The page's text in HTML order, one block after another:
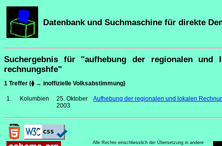
Datenbank und Suchmaschine für direkte
Suchergebnis für "aufhebung der regionalen und
rechnungshfe"
1 Treffer (⧫ → inoffizielle Volksabstimmung)
1. Kolumbien
25. Oktober
2003
Aufhebung der regionalen und lokalen
Alle Rechte einschliesslich der Übersetzung in andere